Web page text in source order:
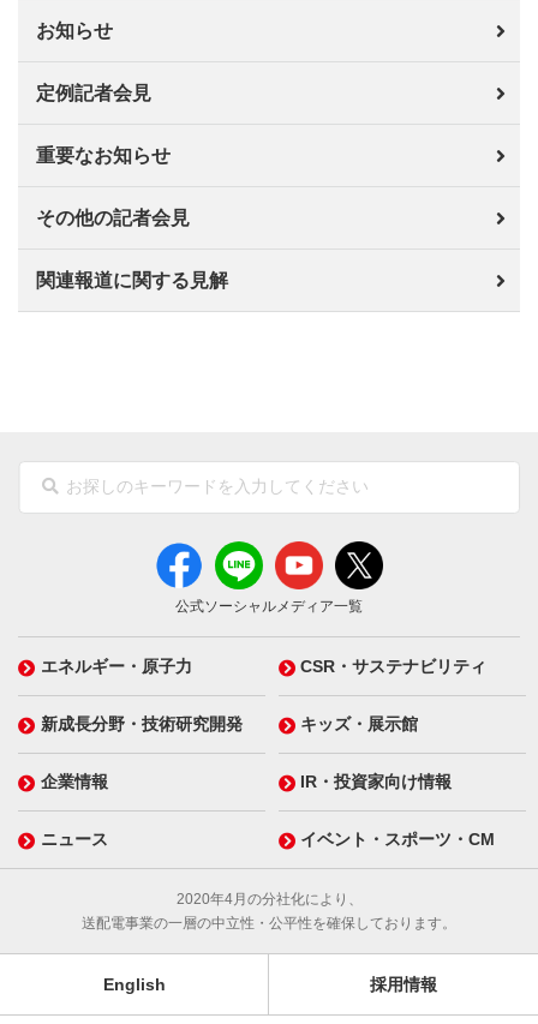
お知らせ
定例記者会見
重要なお知らせ
その他の記者会見
関連報道に関する見解
公式ソーシャルメディア一覧
エネルギー・原子力 CSR・サステナビリティ
新成長分野・技術研究開発 キッズ・展示館
企業情報 IR・投資家向け情報
ニュース イベント・スポーツ・CM
2020年4月の分社化により、
送配電事業の一層の中立性・公平性を確保しております。
English 採用情報